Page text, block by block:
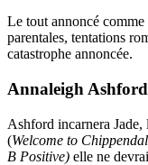
Le tout annoncé
parentales, tentations
catastrophe annoncée.
Annaleigh
Ashford incarnera
(Welcome to
B Positive) elle ne